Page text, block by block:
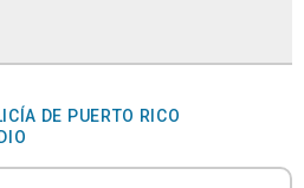
DE PUERTO RICO